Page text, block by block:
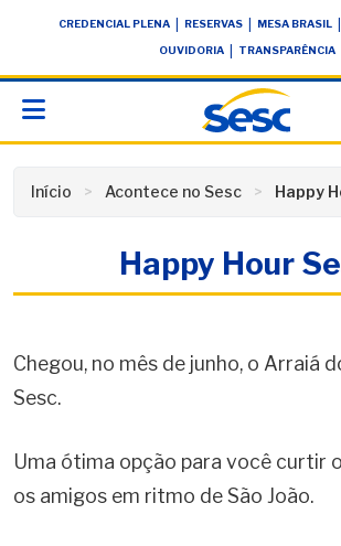
conteúdoCREDENCIAL PLENA RESERVAS MESA BRASIL
OUVIDORIA TRANSPARÊNCIA
Início Acontece no Sesc Happy
Happy Hour
Chegou, no mês de junho, o Arraiá
Sesc.
Uma ótima opção para você curtir
os amigos em ritmo de São João.